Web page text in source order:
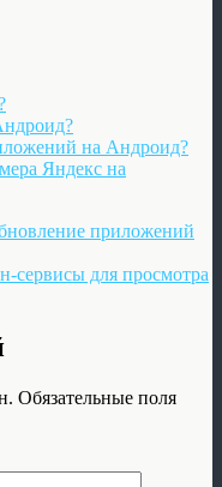
на Андроид?
Яндекс на
приложений
сервисы для просмотра
Обязательные поля